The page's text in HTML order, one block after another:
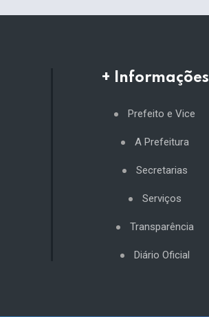
+ Informações
Prefeito e Vice
A Prefeitura
Secretarias
Serviços
Transparência
Diário Oficial